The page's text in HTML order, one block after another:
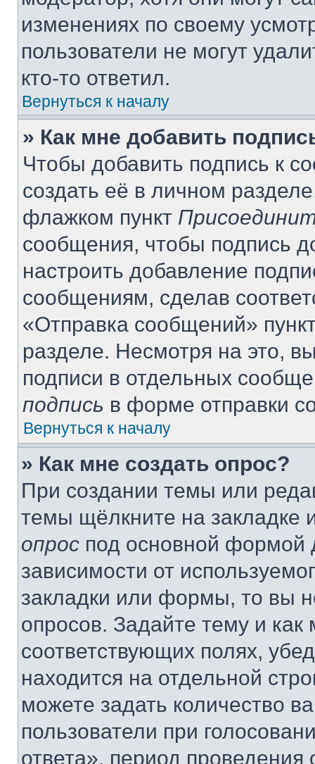
изменениях по своему
пользователи не могут
кто-то ответил.
Вернуться к началу
» Как мне добавить
Чтобы добавить подпись к
создать её в личном
флажком пункт
сообщения, чтобы подпись
настроить добавление
сообщениям, сделав
«Отправка сообщений»
разделе. Несмотря на это,
подписи в отдельных
подпись в форме отправки
Вернуться к началу
» Как мне создать опрос?
При создании темы или
темы щёлкните на
опрос под основной формой
зависимости от
закладки или формы, то вы
опросов. Задайте тему и
соответствующих полях,
находится на отдельной
можете задать количество
пользователи при
ответа», период проведения